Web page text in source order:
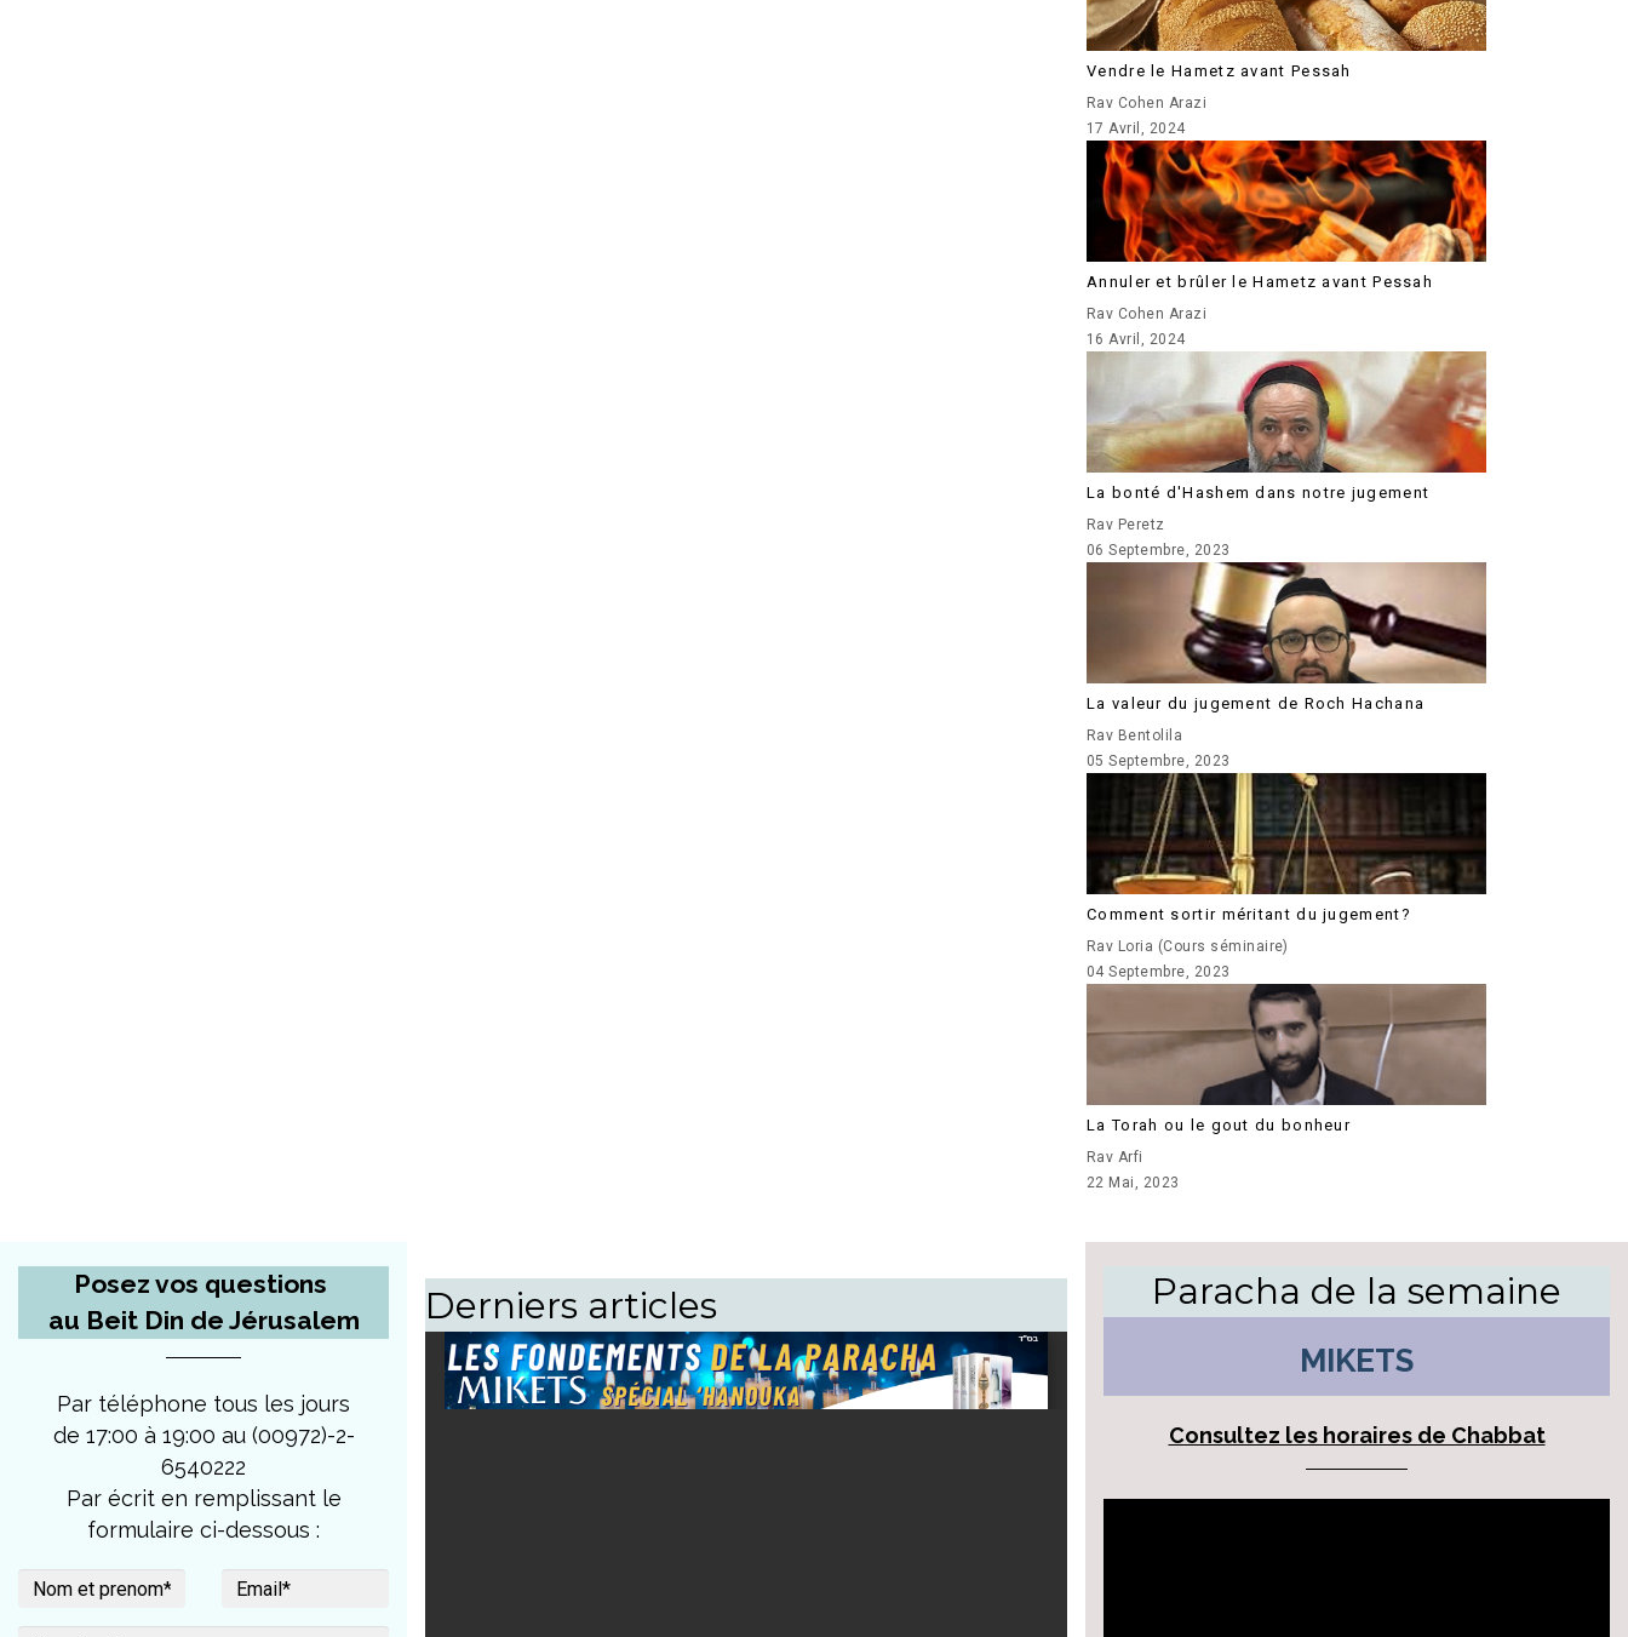
Vendre le Hametz avant Pessah
Rav Cohen Arazi
17 Avril, 2024
Annuler et brûler le Hametz avant Pessah
Rav Cohen Arazi
16 Avril, 2024
La bonté d'Hashem dans notre jugement
Rav Peretz
06 Septembre, 2023
La valeur du jugement de Roch Hachana
Rav Bentolila
05 Septembre, 2023
Comment sortir méritant du jugement?
Rav Loria (Cours séminaire)
04 Septembre, 2023
La Torah ou le gout du bonheur
Rav Arfi
22 Mai, 2023
Posez vos questions
au Beit Din de Jérusalem
Par téléphone tous les jours
de 17:00 à 19:00 au (00972)-2-
6540222
Par écrit en remplissant le
formulaire ci-dessous :
Derniers articles Paracha de la semaine
MIKETS
Consultez les horaires de Chabbat